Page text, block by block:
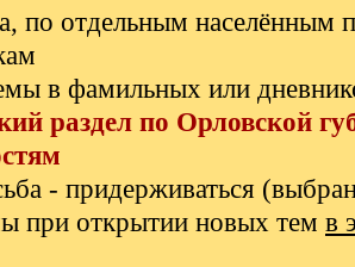
по отдельным населённым
в фамильных или
раздел по Орловской
- придерживаться
при открытии новых тем в